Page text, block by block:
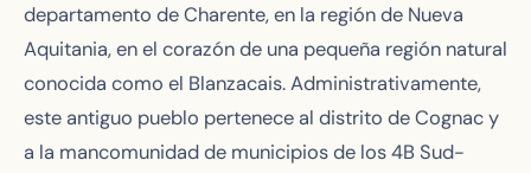
departamento de Charente, en la región de Nueva
Aquitania, en el corazón de una pequeña región natural
conocida como el Blanzacais. Administrativamente,
este antiguo pueblo pertenece al distrito de Cognac y
a la mancomunidad de municipios de los 4B Sud-